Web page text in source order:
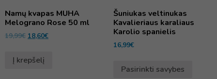
Namų kvapas MUHA
Melograno Rose 50 ml
19,99€ 18,60€
Į krepšelį
Šuniukas veltinukas
Kavalieriaus karaliaus
Karolio spanielis
16,99€
Pasirinkti savybes